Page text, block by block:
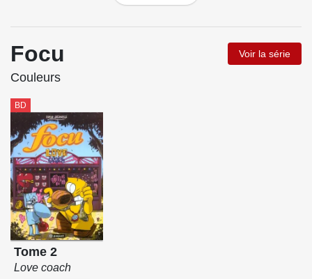
Focu Voir la série
Couleurs
BD
Tome 2
Love coach